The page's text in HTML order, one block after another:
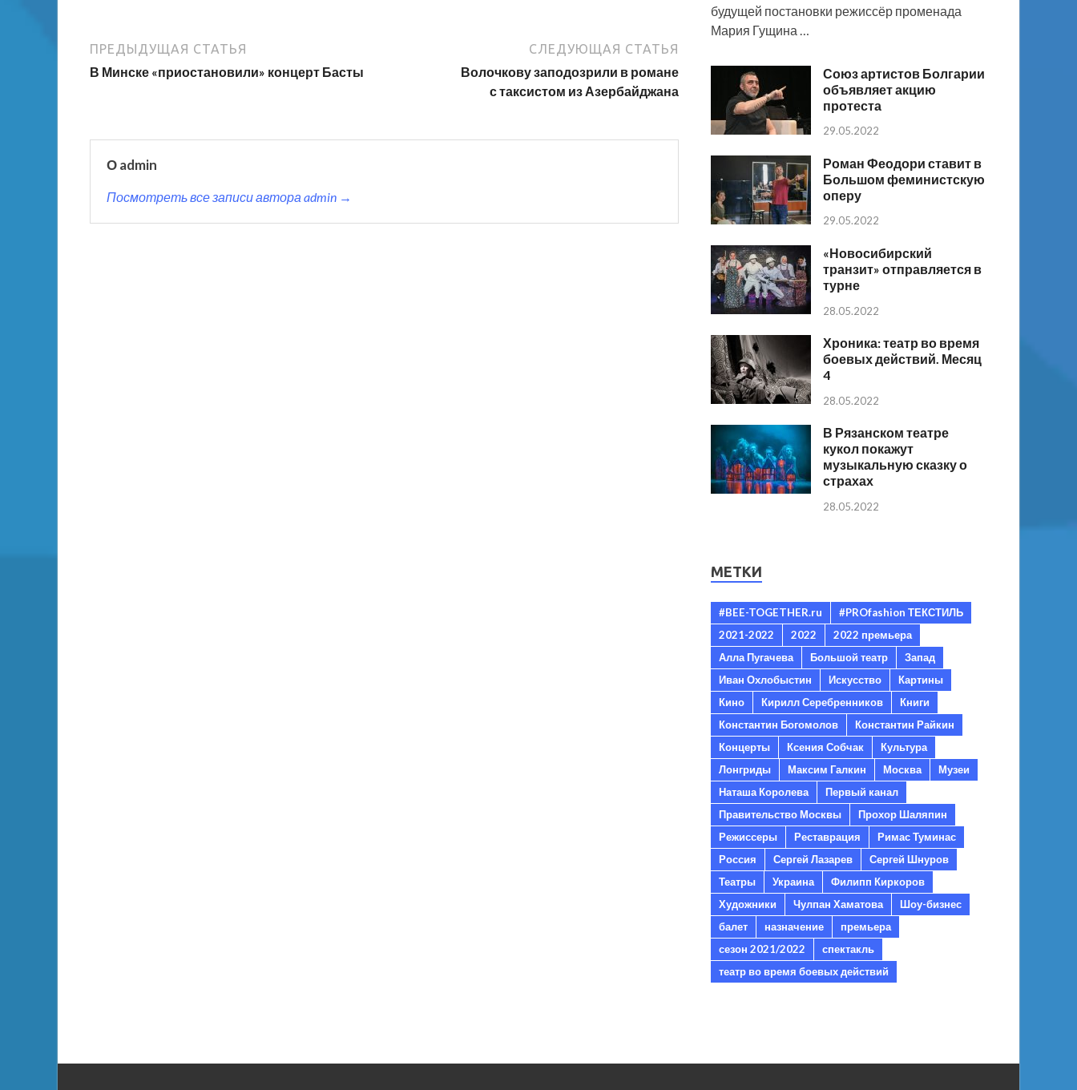
ПРЕДЫДУЩАЯ СТАТЬЯ
В Минске «приостановили» концерт Басты
СЛЕДУЮЩАЯ СТАТЬЯ
Волочкову заподозрили в романе
с таксистом из Азербайджана
О admin
Посмотреть все записи автора admin →
будущей постановки режиссёр променада
Мария Гущина …
Союз артистов Болгарии
объявляет акцию
протеста
29.05.2022
Роман Феодори ставит в
Большом феминистскую
оперу
29.05.2022
«Новосибирский
транзит» отправляется в
турне
28.05.2022
Хроника: театр во время
боевых действий. Месяц
4
28.05.2022
В Рязанском театре
кукол покажут
музыкальную сказку о
страхах
28.05.2022
МЕТКИ
#BEE-TOGETHER.ru
#PROfashion ТЕКСТИЛЬ
2021-2022
2022
2022 премьера
Алла Пугачева
Большой театр
Запад
Иван Охлобыстин
Искусство
Картины
Кино
Кирилл Серебренников
Книги
Константин Богомолов
Константин Райкин
Концерты
Ксения Собчак
Культура
Лонгриды
Максим Галкин Москва
Музеи
Наташа Королева
Первый канал
Правительство Москвы
Прохор Шаляпин
Режиссеры
Реставрация
Римас Туминас
Россия
Сергей Лазарев
Сергей Шнуров
Театры
Украина
Филипп Киркоров
Художники
Чулпан Хаматова
Шоу-бизнес
балет
назначение
премьера
сезон 2021/2022
спектакль
театр во время боевых действий